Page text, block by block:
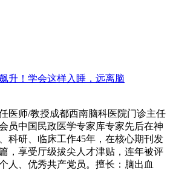
升！学会这样入睡，远离脑
医师/教授成都西南脑科医院门诊主任
员中国民政医学专家库专家先后在神
科研、临床工作45年，在核心期刊发
，享受厅级拔尖人才津贴，连年被评
人、优秀共产党员。擅长：脑出血